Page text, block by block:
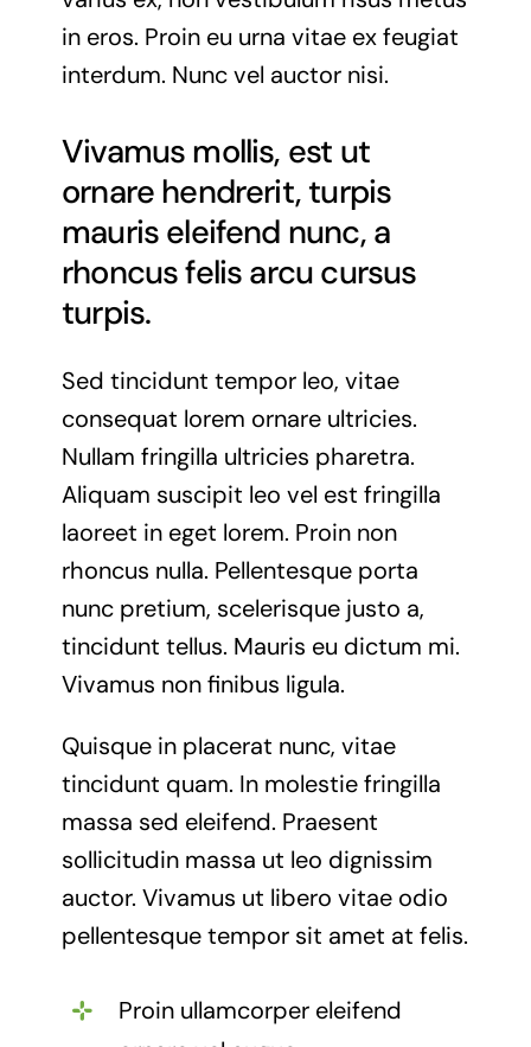
in eros. Proin eu urna vitae ex feugiat
interdum. Nunc vel auctor nisi.
Vivamus mollis, est ut
ornare hendrerit, turpis
mauris eleifend nunc, a
rhoncus felis arcu cursus
turpis.
Sed tincidunt tempor leo, vitae
consequat lorem ornare ultricies.
Nullam fringilla ultricies pharetra.
Aliquam suscipit leo vel est fringilla
laoreet in eget lorem. Proin non
rhoncus nulla. Pellentesque porta
nunc pretium, scelerisque justo a,
tincidunt tellus. Mauris eu dictum mi.
Vivamus non finibus ligula.
Quisque in placerat nunc, vitae
tincidunt quam. In molestie fringilla
massa sed eleifend. Praesent
sollicitudin massa ut leo dignissim
auctor. Vivamus ut libero vitae odio
pellentesque tempor sit amet at felis.
Proin ullamcorper eleifend